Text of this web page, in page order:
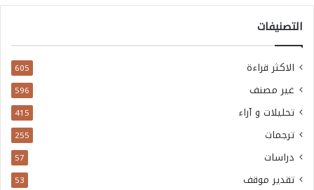
التصنيفات
الاكثر قراءة 605
غير مصنف 596
تحليلات و آراء 415
ترجمات 255
دراسات 57
تقدير موقف 53